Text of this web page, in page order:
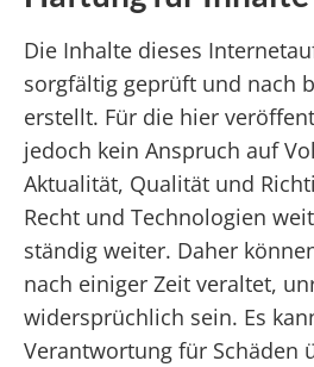
Die Inhalte dieses
sorgfältig geprüft und nach
erstellt. Für die hier
jedoch kein Anspruch auf
Aktualität, Qualität und
Recht und Technologien
ständig weiter. Daher
nach einiger Zeit veraltet,
widersprüchlich sein. Es
Verantwortung für Schäden